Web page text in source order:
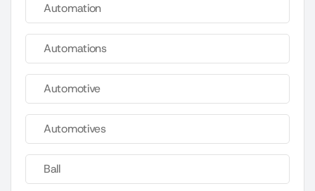
Automation
Automations
Automotive
Automotives
Ball